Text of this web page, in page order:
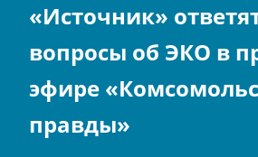
«Источник»
вопросы об ЭКО в
эфире
правды»